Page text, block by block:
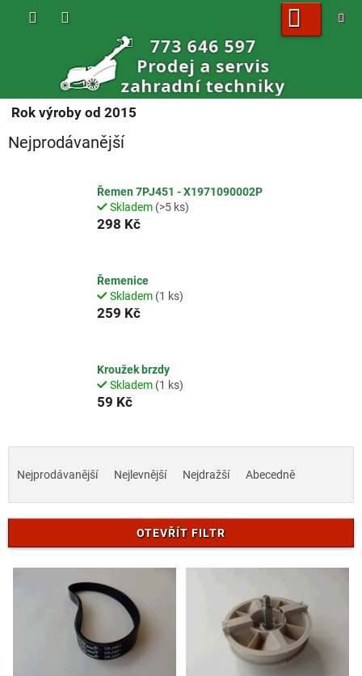
NÁKUPNÍ
Rok výroby od 2015
Nejprodávanější
Řemen 7PJ451 - X1971090002P
Skladem (>5 ks)
298 Kč
Řemenice
Skladem (1 ks)
259 Kč
Kroužek brzdy
Skladem (1 ks)
59 Kč
e
í
Nejprodávanější Nejlevnější Nejdražší Abecedně
OTEVŘÍT FILTR
V